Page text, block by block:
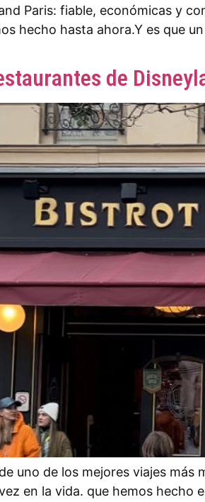
Paris: fiable, económicas y
hecho hasta ahora.Y es que
de
uno de los mejores viajes
en la vida. que hemos